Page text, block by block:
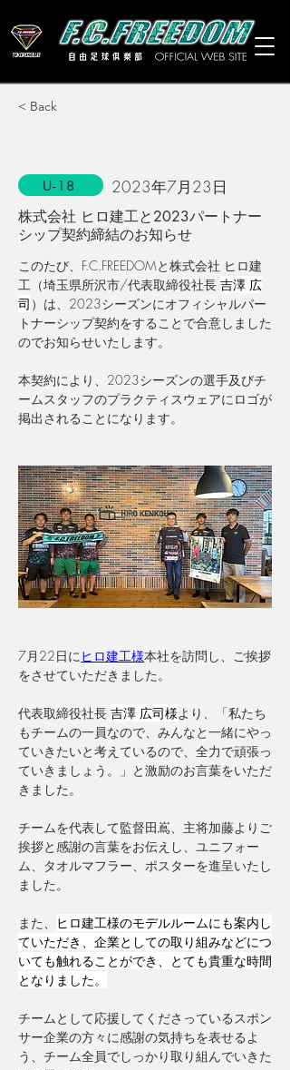
< Back
U-18 2023年7月23日
株式会社 ヒロ建工と2023パートナー
シップ契約締結のお知らせ
このたび、F.C.FREEDOMと株式会社 ヒロ建
工（埼玉県所沢市/代表取締役社長 吉澤 広
司 ）は、2023シーズンにオフィシャルパー
トナーシップ契約をすることで合意しました
のでお知らせいたします。
本契約により、2023シーズンの選手及びチ
ームスタッフのプラクティスウェアにロゴが
掲出されることになります。
7月22日にヒロ建工様本社を訪問し、ご挨拶
をさせていただきました。
代表取締役社長 吉澤 広司様より、「私たち
もチームの一員なので、みんなと一緒にやっ
ていきたいと考えているので、全力で頑張っ
ていきましょう。」と激励のお言葉をいただ
きました。
チームを代表して監督田嶌、主将加藤よりご
挨拶と感謝の言葉をお伝えし、ユニフォー
ム、タオルマフラー、ポスターを進呈いたし
ました。
また、
ヒロ建工様のモデルルームにも案内し
ていただき、企業としての取り組みなどにつ
いても触れることができ、とても貴重な時間
となりました。
チームとして応援してくださっているスポン
サー企業の方々に感謝の気持ちを表せるよ
う、チーム全員でしっかり取り組んでいきた